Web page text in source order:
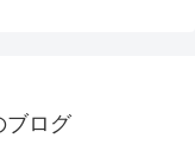
ブログ